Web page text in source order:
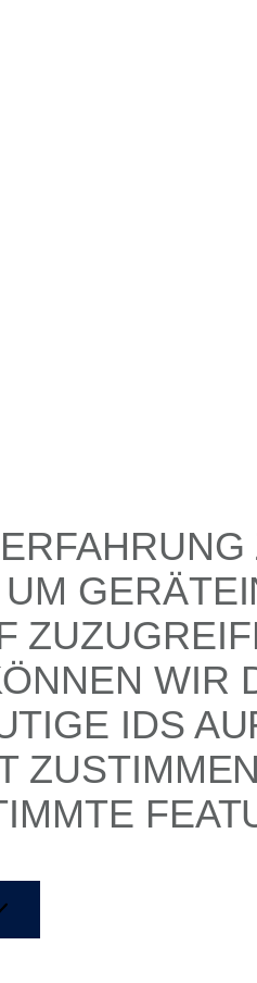
WIR
IDS